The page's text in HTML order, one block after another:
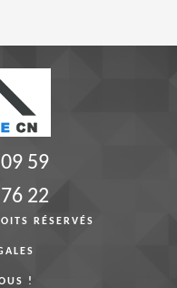
59
22
RÉSERVÉS
!